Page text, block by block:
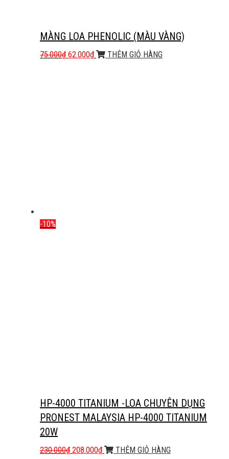
MÀNG LOA PHENOLIC (MÀU VÀNG)
75.000₫ 62.000₫ THÊM GIỎ HÀNG
-10%
HP-4000 TITANIUM -LOA CHUYÊN DỤNG
PRONEST MALAYSIA HP-4000 TITANIUM
20W
230.000₫ 208.000₫ THÊM GIỎ HÀNG